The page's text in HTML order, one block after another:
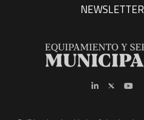
NEWSLETTER